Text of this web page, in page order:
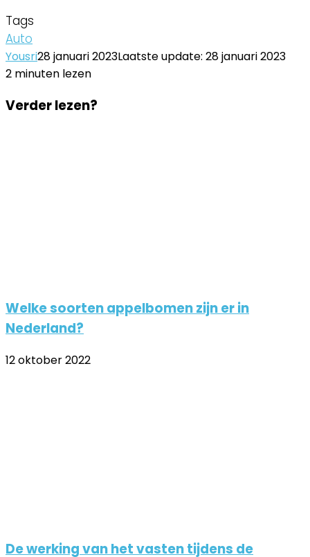
Tags
Auto
Yousri28 januari 2023Laatste update: 28 januari 2023
2 minuten lezen
via
via
Verder lezen?
Welke soorten appelbomen zijn er in
Nederland?
12 oktober 2022
De werking van het vasten tijdens de